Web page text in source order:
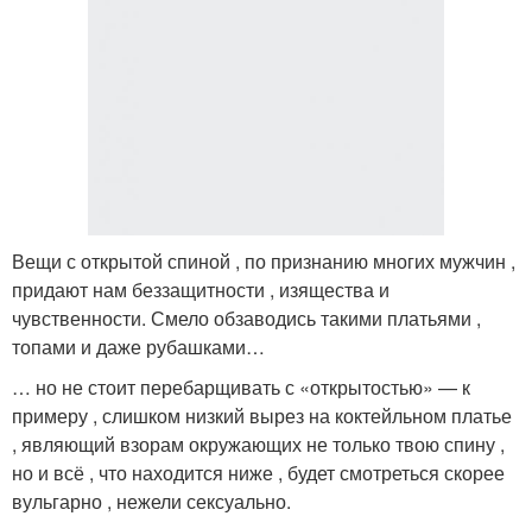
Вещи с открытой спиной , по признанию многих мужчин ,
придают нам беззащитности , изящества и
чувственности. Смело обзаводись такими платьями ,
топами и даже рубашками…
… но не стоит перебарщивать с «открытостью» — к
примеру , слишком низкий вырез на коктейльном платье
, являющий взорам окружающих не только твою спину ,
но и всё , что находится ниже , будет смотреться скорее
вульгарно , нежели сексуально.